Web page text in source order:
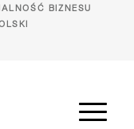
BIZNESU